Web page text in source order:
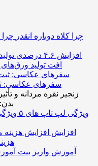
چرا کلاه دوباره انقدر
افت تولید
سفرهای عکاسی:
زنجیر نقره مردانه و
۵ ویژگی لپ تاپ های
افزایش
آموزش واریز بیت